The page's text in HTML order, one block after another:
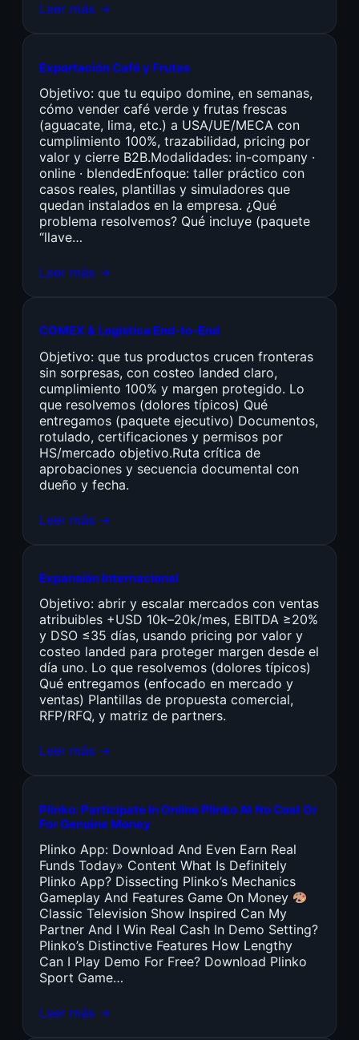
Leer más →
Exportación Café y Frutas
Objetivo: que tu equipo domine, en semanas,
cómo vender café verde y frutas frescas
(aguacate, lima, etc.) a USA/UE/MECA con
cumplimiento 100%, trazabilidad, pricing por
valor y cierre B2B.Modalidades: in-company ·
online · blendedEnfoque: taller práctico con
casos reales, plantillas y simuladores que
quedan instalados en la empresa. ¿Qué
problema resolvemos? Qué incluye (paquete
“llave…
Leer más →
COMEX & Logística End-to-End
Objetivo: que tus productos crucen fronteras
sin sorpresas, con costeo landed claro,
cumplimiento 100% y margen protegido. Lo
que resolvemos (dolores típicos) Qué
entregamos (paquete ejecutivo) Documentos,
rotulado, certificaciones y permisos por
HS/mercado objetivo.Ruta crítica de
aprobaciones y secuencia documental con
dueño y fecha.
Leer más →
Expansión Internacional
Objetivo: abrir y escalar mercados con ventas
atribuibles +USD 10k–20k/mes, EBITDA ≥20%
y DSO ≤35 días, usando pricing por valor y
costeo landed para proteger margen desde el
día uno. Lo que resolvemos (dolores típicos)
Qué entregamos (enfocado en mercado y
ventas) Plantillas de propuesta comercial,
RFP/RFQ, y matriz de partners.
Leer más →
Plinko: Participate In Online Plinko At No Cost Or
For Genuine Money
Plinko App: Download And Even Earn Real
Funds Today» Content What Is Definitely
Plinko App? Dissecting Plinko’s Mechanics
Gameplay And Features Game On Money
Classic Television Show Inspired Can My
Partner And I Win Real Cash In Demo Setting?
Plinko’s Distinctive Features How Lengthy
Can I Play Demo For Free? Download Plinko
Sport Game…
Leer más →